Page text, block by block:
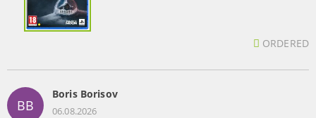
ORDERED
BB
Boris Borisov
06.08.2026